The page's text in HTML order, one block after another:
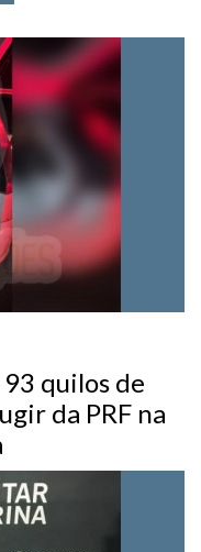
quilos de
da PRF na